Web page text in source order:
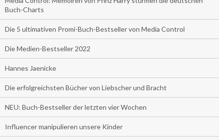
Buch-Charts
Die 5 ultimativen Promi-Buch-Bestseller von Media Control
Die Medien-Bestseller 2022
Hannes Jaenicke
Die erfolgreichsten Bücher von Liebscher und Bracht
NEU: Buch-Bestseller der letzten vier Wochen
Influencer manipulieren unsere Kinder